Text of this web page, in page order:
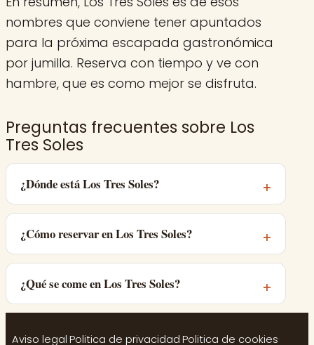
nombres que conviene tener apuntados
para la próxima escapada gastronómica
por jumilla. Reserva con tiempo y ve con
hambre, que es como mejor se disfruta.
Preguntas frecuentes sobre Los
Tres Soles
¿Dónde está Los Tres Soles?
¿Cómo reservar en Los Tres Soles?
¿Qué se come en Los Tres Soles?
Aviso legal·Politica de privacidad·Politica de cookies·